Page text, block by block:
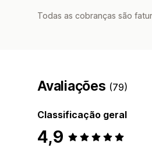
Todas as cobranças são
Avaliações (79)
Classificação geral
4,9